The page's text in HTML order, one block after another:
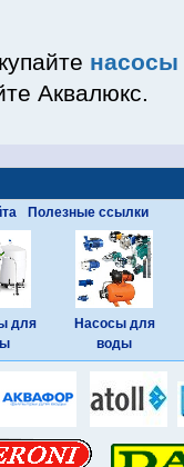
Аквалюкс.
Полезные ссылки
для
Насосы для
воды